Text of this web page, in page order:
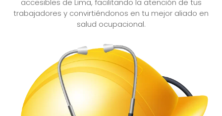
trabajadores y convirtiéndonos en tu mejor aliado en
salud ocupacional.